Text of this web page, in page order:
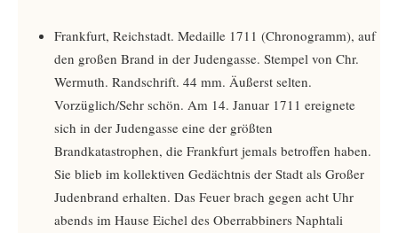
Frankfurt, Reichstadt. Medaille 1711 (Chronogramm), auf
den großen Brand in der Judengasse. Stempel von Chr.
Wermuth. Randschrift. 44 mm. Äußerst selten.
Vorzüglich/Sehr schön. Am 14. Januar 1711 ereignete
sich in der Judengasse eine der größten
Brandkatastrophen, die Frankfurt jemals betroffen haben.
Sie blieb im kollektiven Gedächtnis der Stadt als Großer
Judenbrand erhalten. Das Feuer brach gegen acht Uhr
abends im Hause Eichel des Oberrabbiners Naphtali